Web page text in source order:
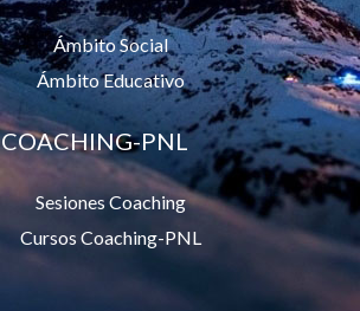
Ámbito Social
Ámbito Educativo
COACHING-PNL
Sesiones Coaching
Cursos Coaching-PNL